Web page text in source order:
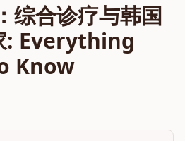
综合诊疗与韩国
: Everything
Know